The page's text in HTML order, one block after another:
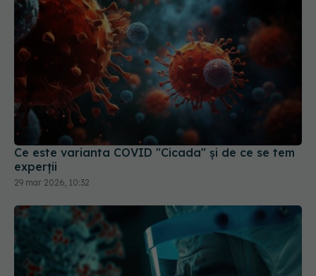
Ce este varianta COVID "Cicada" și de ce se tem
experții
29 mar 2026, 10:32